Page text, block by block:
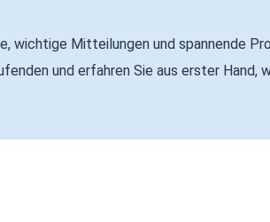
wichtige Mitteilungen und spannende
und erfahren Sie aus erster Hand,